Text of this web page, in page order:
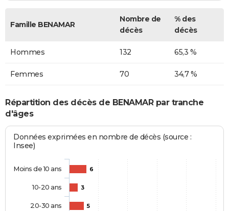
Famille BENAMAR
Nombre de
décès
% des
décès
Hommes 132 65,3 %
Femmes 70 34,7 %
Répartition des décès de BENAMAR par tranche
d'âges
Données exprimées en nombre de décès (source :
Insee)
6
3
5
Moins de 10 ans
10-20 ans
20-30 ans